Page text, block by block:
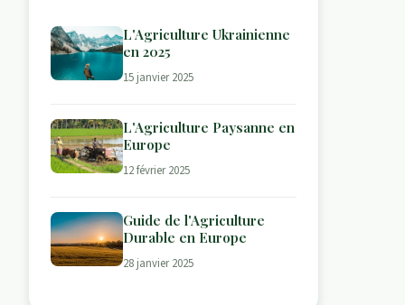
L'Agriculture Ukrainienne
en 2025
15 janvier 2025
L'Agriculture Paysanne en
Europe
12 février 2025
Guide de l'Agriculture
Durable en Europe
28 janvier 2025